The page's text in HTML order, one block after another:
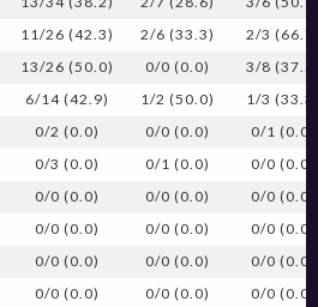
11/26 (42.3) 2/6 (33.3)
2/3
13/26 (50.0) 0/0 (0.0)
3/8
6/14 (42.9) 1/2 (50.0)
1/3
0/2 (0.0) 0/0 (0.0)
0/1 (0.0)
0/3 (0.0) 0/1 (0.0)
0/0 (0.0)
0/0 (0.0) 0/0 (0.0)
0/0 (0.0)
0/0 (0.0) 0/0 (0.0)
0/0 (0.0)
0/0 (0.0) 0/0 (0.0)
0/0 (0.0)
0/0 (0.0) 0/0 (0.0)
0/0 (0.0)